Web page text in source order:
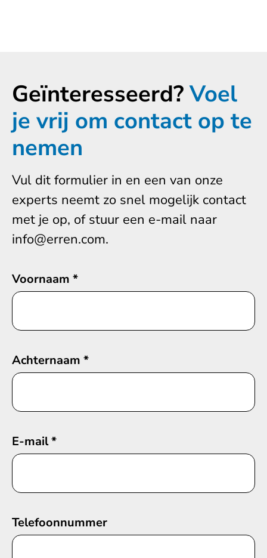
Geïnteresseerd?Voel
je vrij om contact op te
nemen
Vul dit formulier in en een van onze
experts neemt zo snel mogelijk contact
met je op, of stuur een e-mail naar
info@erren.com.
Voornaam *
Achternaam *
E-mail*
Telefoonnummer